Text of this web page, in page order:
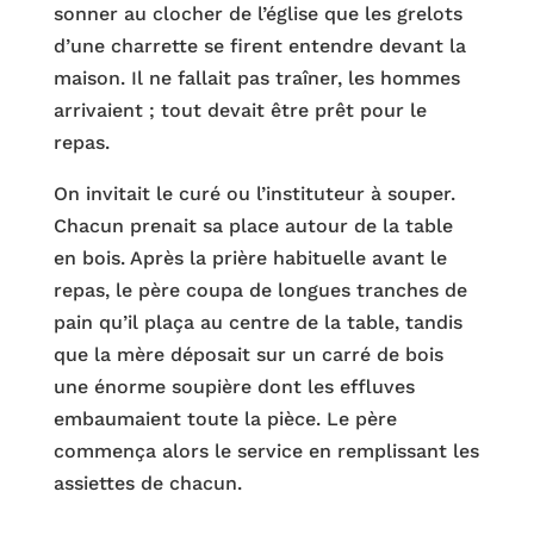
sonner au clocher de l’église que les grelots
d’une charrette se firent entendre devant la
maison. Il ne fallait pas traîner, les hommes
arrivaient ; tout devait être prêt pour le
repas.
On invitait le curé ou l’instituteur à souper.
Chacun prenait sa place autour de la table
en bois. Après la prière habituelle avant le
repas, le père coupa de longues tranches de
pain qu’il plaça au centre de la table, tandis
que la mère déposait sur un carré de bois
une énorme soupière dont les effluves
embaumaient toute la pièce. Le père
commença alors le service en remplissant les
assiettes de chacun.